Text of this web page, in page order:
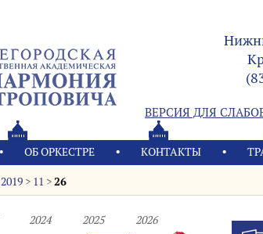
ВЕРСИЯ ДЛЯ
OБ ОРКЕСТРЕ КОНТАКТЫ
2019> 11 >26
2024 2025
2026